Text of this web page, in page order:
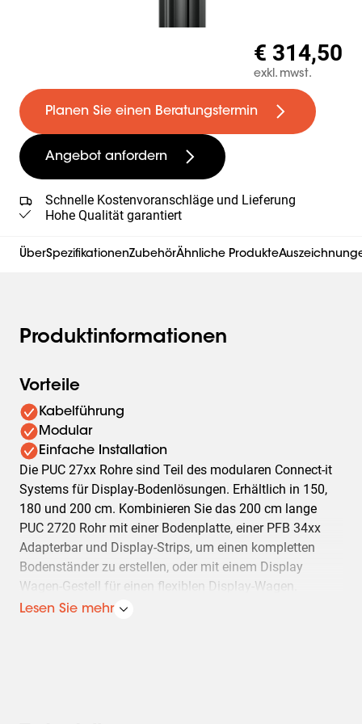
€ 314,50
exkl. mwst.
Planen Sie einen Beratungstermin
Angebot anfordern
Schnelle Kostenvoranschläge und Lieferung
Hohe Qualität garantiert
ÜberSpezifikationenZubehörÄhnliche Produkte
Produktinformationen
Vorteile
Kabelführung
Modular
Einfache Installation
Die PUC 27xx Rohre sind Teil des modularen Connect-it
Systems für Display-Bodenlösungen. Erhältlich in 150,
180 und 200 cm. Kombinieren Sie das 200 cm lange
PUC 2720 Rohr mit einer Bodenplatte, einer PFB 34xx
Adapterbar und Display-Strips, um einen kompletten
Bodenständer zu erstellen, oder mit einem Display
Wagen-Gestell für einen flexiblen Display-Wagen.
Ausgestattet mit einer Mehrfach-Kabelführung (CIS®)
Lesen Sie mehr